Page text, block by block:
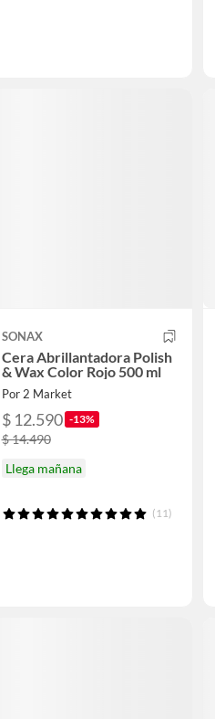
SONAX
Cera Abrillantadora Polish
& Wax Color Rojo 500 ml
Por 2 Market
$ 12.590 -13%
$ 14.490
Llega mañana
(11)